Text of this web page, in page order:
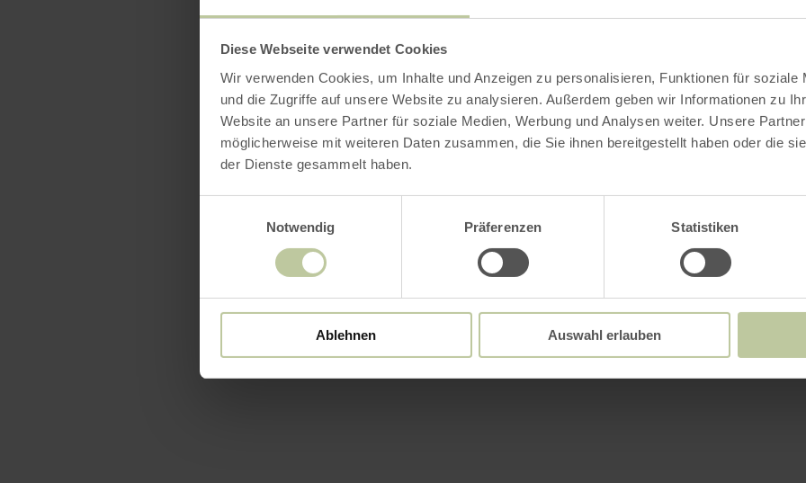
Diese Webseite verwendet Cookies
Wir verwenden Cookies, um Inhalte und Anzeigen zu personalisieren, Funktionen für soziale
und die Zugriffe auf unsere Website zu analysieren. Außerdem geben wir Informationen zu
Website an unsere Partner für soziale Medien, Werbung und Analysen weiter. Unsere
möglicherweise mit weiteren Daten zusammen, die Sie ihnen bereitgestellt haben oder die
der Dienste gesammelt haben.
Notwendig
Präferenzen Statistiken
Ablehnen Auswahl erlauben